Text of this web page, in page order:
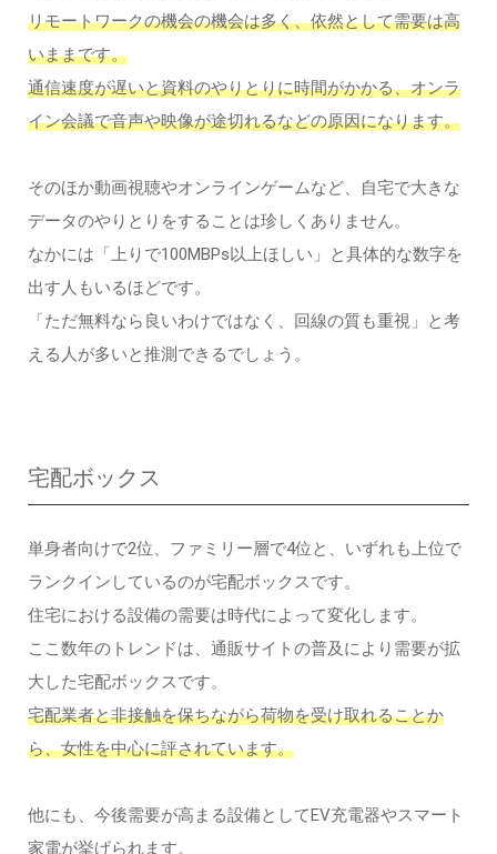
リモートワークの機会の機会は多く、依然として需要は高
いままです。
通信速度が遅いと資料のやりとりに時間がかかる、オンラ
イン会議で音声や映像が途切れるなどの原因になります。
そのほか動画視聴やオンラインゲームなど、自宅で大きな
データのやりとりをすることは珍しくありません。
なかには「上りで100MBPs以上ほしい」と具体的な数字を
出す人もいるほどです。
「ただ無料なら良いわけではなく、回線の質も重視」と考
える人が多いと推測できるでしょう。
宅配ボックス
単身者向けで2位、ファミリー層で4位と、いずれも上位で
ランクインしているのが宅配ボックスです。
住宅における設備の需要は時代によって変化します。
ここ数年のトレンドは、通販サイトの普及により需要が拡
大した宅配ボックスです。
宅配業者と非接触を保ちながら荷物を受け取れることか
ら、女性を中心に評されています。
他にも、今後需要が高まる設備としてEV充電器やスマート
家電が挙げられます。